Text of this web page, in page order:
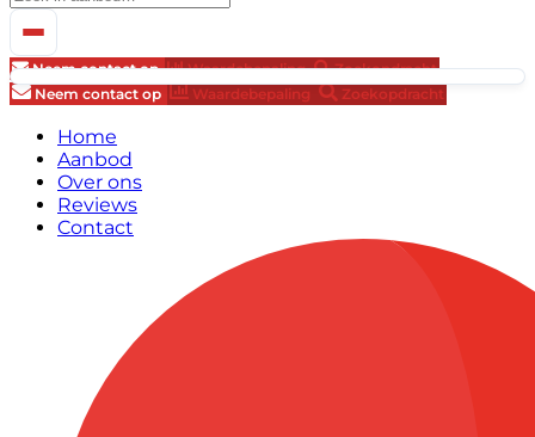
Neem contact op Waardebepaling
Zoekopdracht
Neem contact op
Waardebepaling Zoekopdracht
Home
Aanbod
Over ons
Reviews
Contact